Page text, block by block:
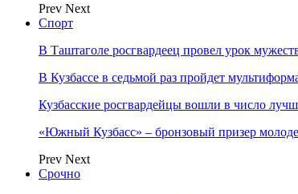
Prev Next
Спорт
В Таштаголе росгвардеец провел урок
В Кузбассе в седьмой раз пройдет
Кузбасские росгвардейцы вошли в число
«Южный Кузбасс» – бронзовый призер
Prev Next
Срочно